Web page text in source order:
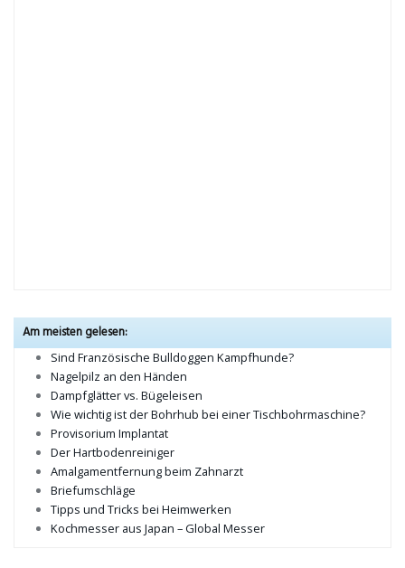
Am meisten gelesen:
Sind Französische Bulldoggen Kampfhunde?
Nagelpilz an den Händen
Dampfglätter vs. Bügeleisen
Wie wichtig ist der Bohrhub bei einer Tischbohrmaschine?
Provisorium Implantat
Der Hartbodenreiniger
Amalgamentfernung beim Zahnarzt
Briefumschläge
Tipps und Tricks bei Heimwerken
Kochmesser aus Japan – Global Messer